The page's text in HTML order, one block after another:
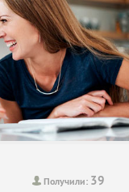
Получили: 39